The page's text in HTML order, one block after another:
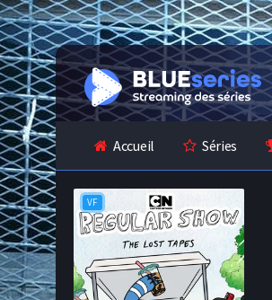
Accueil Séries
VF